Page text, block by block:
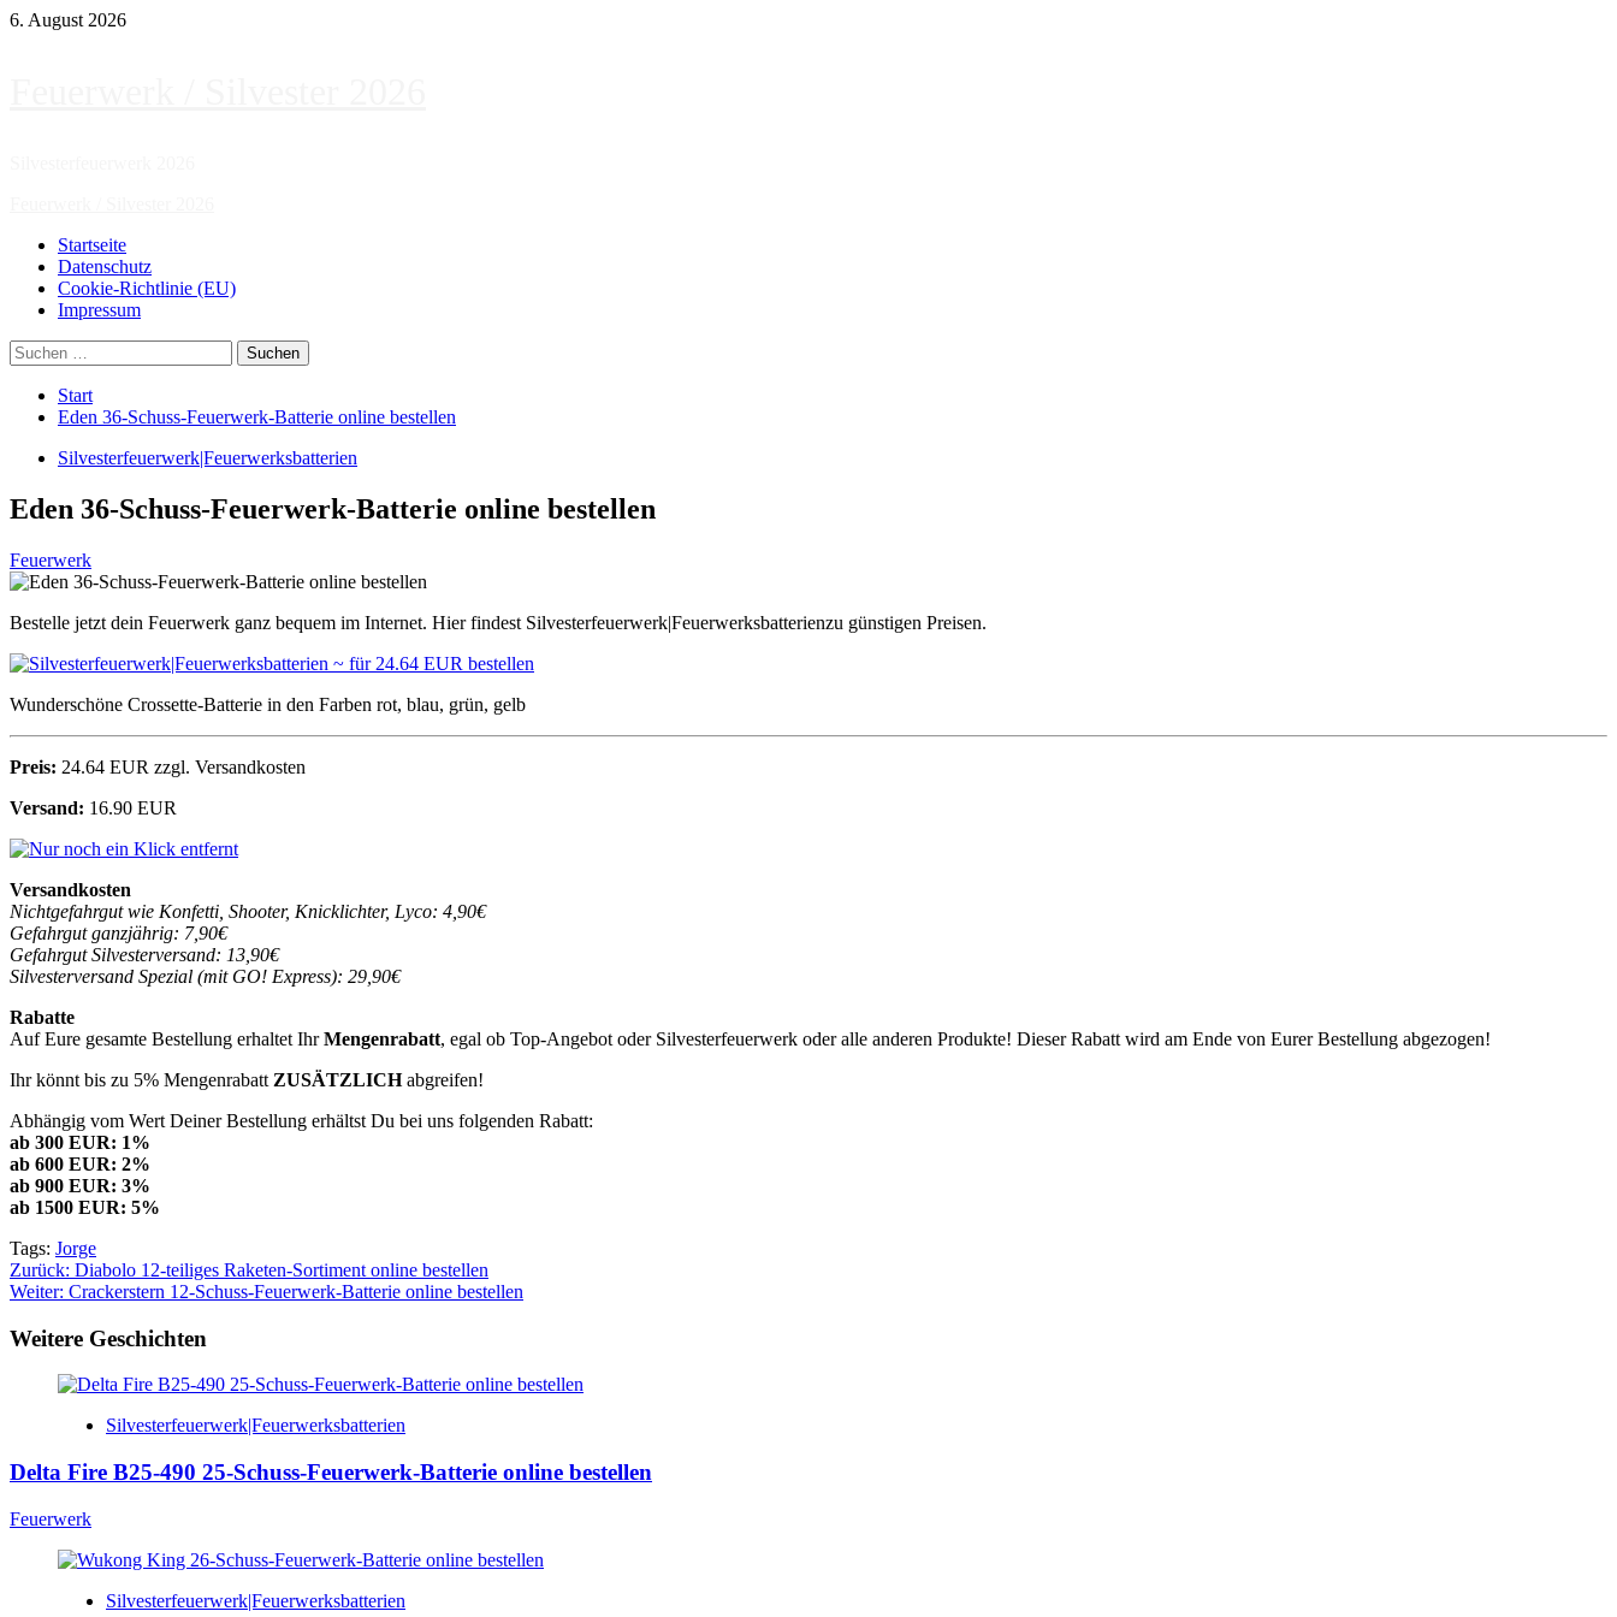
Zum
6. August 2026
Startseite
Datenschutz
Cookie-Richtlinie (EU)
Impressum
Suchen
nach:
Start
Eden 36-Schuss-Feuerwerk-Batterie online bestellen
Silvesterfeuerwerk|Feuerwerksbatterien
Eden 36-Schuss-Feuerwerk-Batterie online bestellen
Feuerwerk
Bestelle jetzt dein Feuerwerk ganz bequem im Internet. Hier findest Silvesterfeuerwerk|Feuerwerksbatterienzu günstigen Preisen.
Wunderschöne Crossette-Batterie in den Farben rot, blau, grün, gelb
Preis: 24.64 EUR zzgl. Versandkosten
Versand: 16.90 EUR
Versandkosten
Nichtgefahrgut wie Konfetti, Shooter, Knicklichter, Lyco: 4,90€
Gefahrgut ganzjährig: 7,90€
Gefahrgut Silvesterversand: 13,90€
Silvesterversand Spezial (mit GO! Express): 29,90€
Rabatte
Auf Eure gesamte Bestellung erhaltet IhrMengenrabatt, egal ob Top-Angebot oder Silvesterfeuerwerk oder alle anderen Produkte! Dieser Rabatt wird am Ende von Eurer Bestellung abgezogen!
Ihr könnt bis zu 5% Mengenrabatt ZUSÄTZLICHabgreifen!
Abhängig vom Wert Deiner Bestellung erhältst Du bei uns folgenden Rabatt:
ab 300 EUR: 1%
ab 600 EUR: 2%
ab 900 EUR: 3%
ab 1500 EUR: 5%
Tags: Jorge
Beitragsnavigation
Zurück: Diabolo 12-teiliges Raketen-Sortiment online bestellen
Weiter: Crackerstern 12-Schuss-Feuerwerk-Batterie online bestellen
Weitere Geschichten
Silvesterfeuerwerk|Feuerwerksbatterien
Delta Fire B25-490 25-Schuss-Feuerwerk-Batterie online bestellen
Feuerwerk
Silvesterfeuerwerk|Feuerwerksbatterien